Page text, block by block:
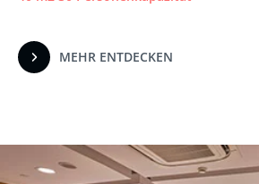
MEHR ENTDECKEN